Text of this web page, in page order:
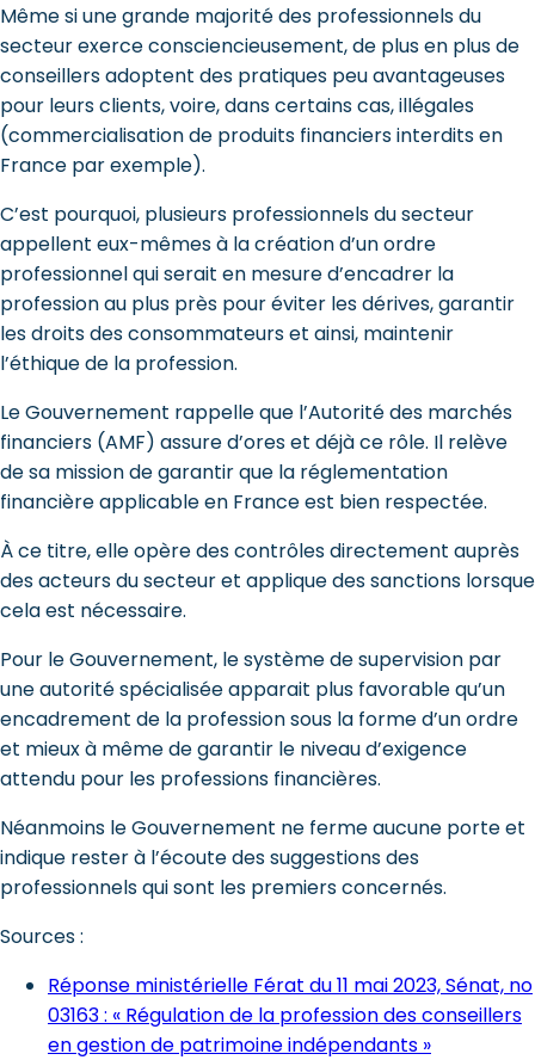
Même si une grande majorité des professionnels du
secteur exerce consciencieusement, de plus en plus de
conseillers adoptent des pratiques peu avantageuses
pour leurs clients, voire, dans certains cas, illégales
(commercialisation de produits financiers interdits en
France par exemple).
C’est pourquoi, plusieurs professionnels du secteur
appellent eux-mêmes à la création d’un ordre
professionnel qui serait en mesure d’encadrer la
profession au plus près pour éviter les dérives, garantir
les droits des consommateurs et ainsi, maintenir
l’éthique de la profession.
Le Gouvernement rappelle que l’Autorité des marchés
financiers (AMF) assure d’ores et déjà ce rôle. Il relève
de sa mission de garantir que la réglementation
financière applicable en France est bien respectée.
À ce titre, elle opère des contrôles directement auprès
des acteurs du secteur et applique des sanctions lorsque
cela est nécessaire.
Pour le Gouvernement, le système de supervision par
une autorité spécialisée apparait plus favorable qu’un
encadrement de la profession sous la forme d’un ordre
et mieux à même de garantir le niveau d’exigence
attendu pour les professions financières.
Néanmoins le Gouvernement ne ferme aucune porte et
indique rester à l’écoute des suggestions des
professionnels qui sont les premiers concernés.
Sources :
Réponse ministérielle Férat du 11 mai 2023, Sénat, no
03163 : « Régulation de la profession des conseillers
en gestion de patrimoine indépendants »